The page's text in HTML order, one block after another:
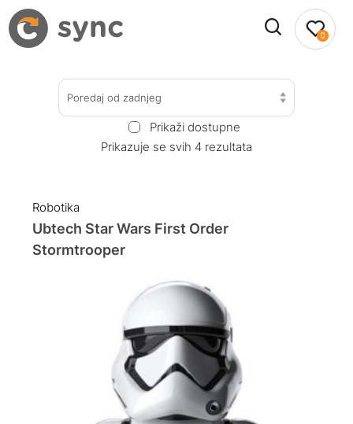
0
Poredaj od zadnjeg
Prikaži dostupne
Prikazuje se svih 4 rezultata
Robotika
Ubtech Star Wars First Order
Stormtrooper